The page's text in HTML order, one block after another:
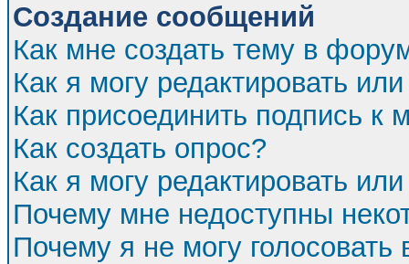
Создание сообщений
Как мне создать тему в
Как я могу редактировать
Как присоединить подпись
Как создать опрос?
Как я могу редактировать
Почему мне недоступны
Почему я не могу голосовать